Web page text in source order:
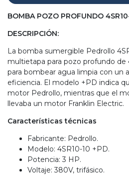
BOMBA POZO PROFUNDO
DESCRIPCIÓN:
La bomba sumergible Pedrollo
multietapa para pozo profundo de
para bombear agua limpia con un
eficiencia. El modelo +PD indica
motor Pedrollo, mientras que el
llevaba un motor Franklin Electric.
Características técnicas
Fabricante: Pedrollo.
Modelo: 4SR10-10 +PD.
Potencia: 3 HP.
Voltaje: 380V, trifásico.